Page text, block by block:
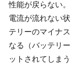
性能が戻らない
電流が流れない
テリーのマイナ
なる（バッテリ
ットされてしまう